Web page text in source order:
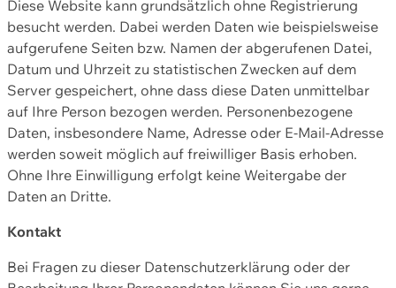
Diese Website kann grundsätzlich ohne Registrierung
besucht werden. Dabei werden Daten wie beispielsweise
aufgerufene Seiten bzw. Namen der abgerufenen Datei,
Datum und Uhrzeit zu statistischen Zwecken auf dem
Server gespeichert, ohne dass diese Daten unmittelbar
auf Ihre Person bezogen werden. Personenbezogene
Daten, insbesondere Name, Adresse oder E-Mail-Adresse
werden soweit möglich auf freiwilliger Basis erhoben.
Ohne Ihre Einwilligung erfolgt keine Weitergabe der
Daten an Dritte.
Kontakt
Bei Fragen zu dieser Datenschutzerklärung oder der